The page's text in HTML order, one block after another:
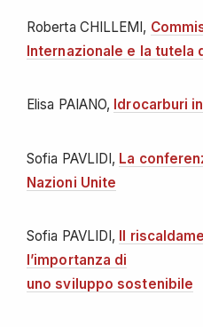
Roberta CHILLEMI,
Internazionale e la tutela
Elisa PAIANO, Idrocarburi
Sofia PAVLIDI, La
Nazioni Unite
Sofia PAVLIDI, Il
l’importanza di
uno sviluppo sostenibile